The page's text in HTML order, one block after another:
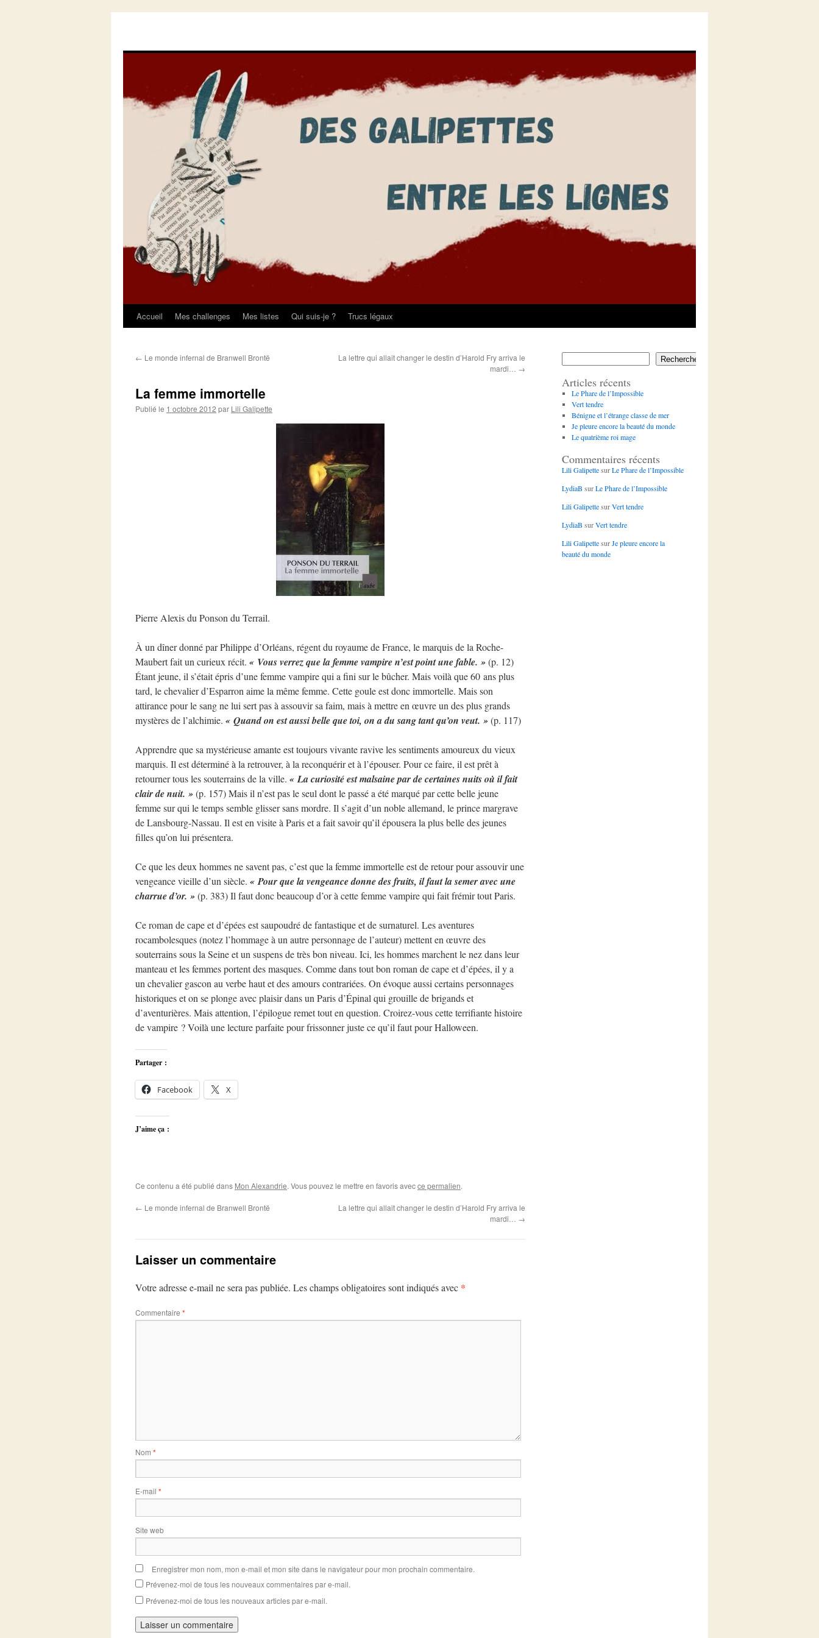
Aller
contenu
Accueil Mes challenges Mes listes Qui suis-je ? Trucs légaux
← Le monde infernal de Branwell Brontë
La lettre qui allait changer le destin d’Harold Fry arriva le
mardi… →
La femme immortelle
Publié le 1 octobre 2012 par Lili Galipette
Pierre Alexis du Ponson du Terrail.
À un dîner donné par Philippe d’Orléans, régent du royaume de France, le marquis de la Roche-
Maubert fait un curieux récit. « Vous verrez que la femme vampire n’est point une fable. »(p. 12)
Étant jeune, il s’était épris d’une femme vampire qui a fini sur le bûcher. Mais voilà que 60 ans plus
tard, le chevalier d’Esparron aime la même femme. Cette goule est donc immortelle. Mais son
attirance pour le sang ne lui sert pas à assouvir sa faim, mais à mettre en œuvre un des plus grands
mystères de l’alchimie. « Quand on est aussi belle que toi, on a du sang tant qu’on veut. »(p. 117)
Apprendre que sa mystérieuse amante est toujours vivante ravive les sentiments amoureux du vieux
marquis. Il est déterminé à la retrouver, à la reconquérir et à l’épouser. Pour ce faire, il est prêt à
retourner tous les souterrains de la ville. « La curiosité est malsaine par de certaines nuits où il fait
clair de nuit. »(p. 157) Mais il n’est pas le seul dont le passé a été marqué par cette belle jeune
femme sur qui le temps semble glisser sans mordre. Il s’agit d’un noble allemand, le prince margrave
de Lansbourg-Nassau. Il est en visite à Paris et a fait savoir qu’il épousera la plus belle des jeunes
filles qu’on lui présentera.
Ce que les deux hommes ne savent pas, c’est que la femme immortelle est de retour pour assouvir une
vengeance vieille d’un siècle. « Pour que la vengeance donne des fruits, il faut la semer avec une
charrue d’or. »(p. 383) Il faut donc beaucoup d’or à cette femme vampire qui fait frémir tout Paris.
Ce roman de cape et d’épées est saupoudré de fantastique et de surnaturel. Les aventures
rocambolesques (notez l’hommage à un autre personnage de l’auteur) mettent en œuvre des
souterrains sous la Seine et un suspens de très bon niveau. Ici, les hommes marchent le nez dans leur
manteau et les femmes portent des masques. Comme dans tout bon roman de cape et d’épées, il y a
un chevalier gascon au verbe haut et des amours contrariées. On évoque aussi certains personnages
historiques et on se plonge avec plaisir dans un Paris d’Épinal qui grouille de brigands et
d’aventurières. Mais attention, l’épilogue remet tout en question. Croirez-vous cette terrifiante histoire
de vampire ? Voilà une lecture parfaite pour frissonner juste ce qu’il faut pour Halloween.
Partager :
Facebook X
J’aime ça :
Ce contenu a été publié dans Mon Alexandrie. Vous pouvez le mettre en favoris avecce permalien.
← Le monde infernal de Branwell Brontë
La lettre qui allait changer le destin d’Harold Fry arriva le
mardi… →
Laisser un commentaire
Votre adresse e-mail ne sera pas publiée. Les champs obligatoires sont indiqués avec *
Commentaire *
Nom *
E-mail *
Site web
Enregistrer mon nom, mon e-mail et mon site dans le navigateur pour mon prochain commentaire.
Prévenez-moi de tous les nouveaux commentaires par e-mail.
Prévenez-moi de tous les nouveaux articles par e-mail.
Rechercher
Articles récents
Le Phare de l’Impossible
Vert tendre
Bénigne et l’étrange classe de mer
Je pleure encore la beauté du monde
Le quatrième roi mage
Commentaires récents
Lili GalipettesurLe Phare de l’Impossible
LydiaB surLe Phare de l’Impossible
Lili GalipettesurVert tendre
LydiaB surVert tendre
Lili GalipettesurJe pleure encore la
beauté du monde